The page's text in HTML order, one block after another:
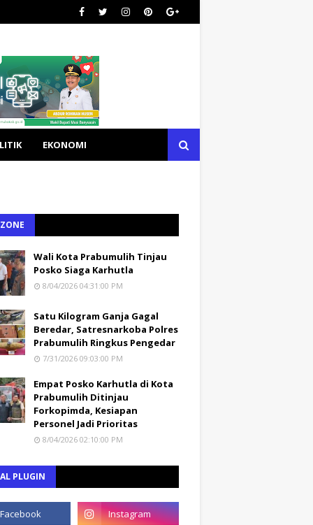
EKONOMI
Wali Kota Prabumulih Tinjau
Posko Siaga Karhutla
8/04/2026 04:31:00 PM
Satu Kilogram Ganja Gagal
Beredar, Satresnarkoba Polres
Prabumulih Ringkus Pengedar
7/31/2026 09:03:00 PM
Empat Posko Karhutla di Kota
Prabumulih Ditinjau
Forkopimda, Kesiapan
Personel Jadi Prioritas
8/04/2026 02:10:00 PM
PLUGIN